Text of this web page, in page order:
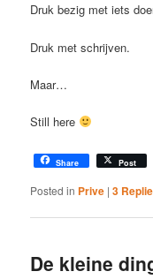
Druk bezig met iets
Druk met schrijven.
Maar…
Still here
Share Post
Posted in Prive |3
De kleine